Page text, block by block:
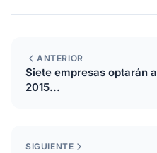
ANTERIOR
Siete empresas optarán
2015...
SIGUIENTE